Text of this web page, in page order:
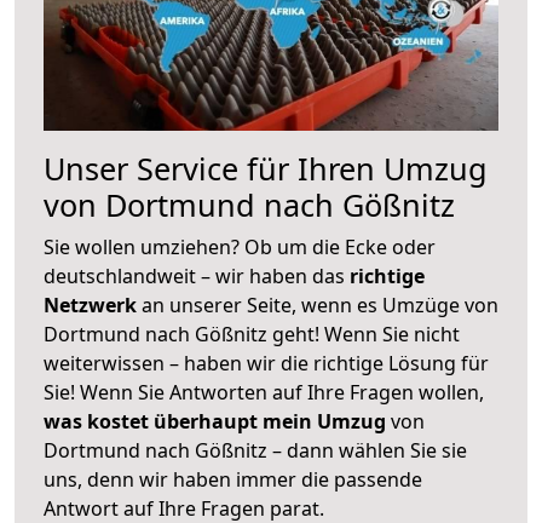
Unser Service für Ihren Umzug
von Dortmund nach Gößnitz
Sie wollen umziehen? Ob um die Ecke oder
deutschlandweit – wir haben das richtige
Netzwerkan unserer Seite, wenn es Umzüge von
Dortmund nach Gößnitz geht! Wenn Sie nicht
weiterwissen – haben wir die richtige Lösung für
Sie! Wenn Sie Antworten auf Ihre Fragen wollen,
was kostet überhaupt mein Umzug von
Dortmund nach Gößnitz – dann wählen Sie sie
uns, denn wir haben immer die passende
Antwort auf Ihre Fragen parat.